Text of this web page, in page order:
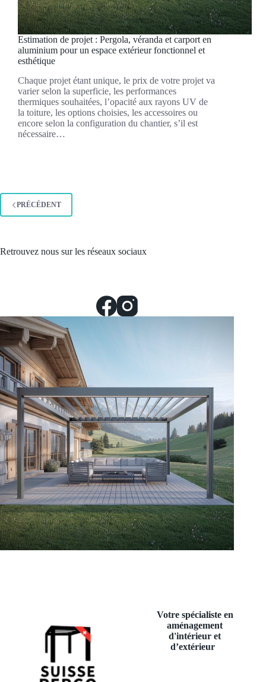
Estimation de projet : Pergola, véranda et carport en
aluminium pour un espace extérieur fonctionnel et
esthétique
Chaque projet étant unique, le prix de votre projet va
varier selon la superficie, les performances
thermiques souhaitées, l’opacité aux rayons UV de
la toiture, les options choisies, les accessoires ou
encore selon la configuration du chantier, s’il est
nécessaire…
PRÉCÉDENT
Retrouvez nous sur les réseaux sociaux
Votre spécialiste en
aménagement
d'intérieur et
d’extérieur